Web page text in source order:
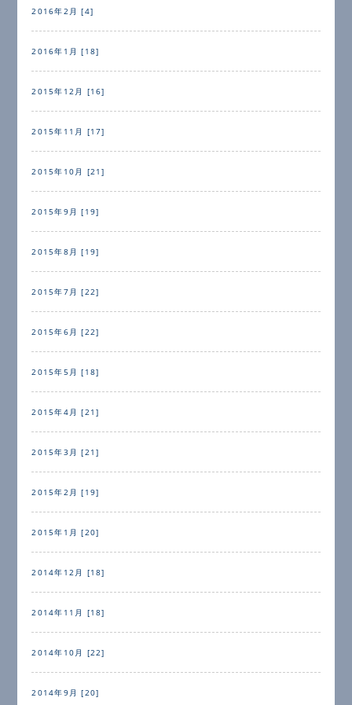
2016年2月 [4]
2016年1月 [18]
2015年12月 [16]
2015年11月 [17]
2015年10月 [21]
2015年9月 [19]
2015年8月 [19]
2015年7月 [22]
2015年6月 [22]
2015年5月 [18]
2015年4月 [21]
2015年3月 [21]
2015年2月 [19]
2015年1月 [20]
2014年12月 [18]
2014年11月 [18]
2014年10月 [22]
2014年9月 [20]